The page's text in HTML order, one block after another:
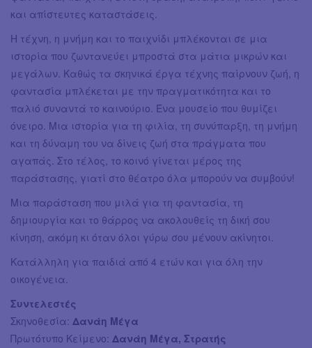
και απίστευτες καταστάσεις.
Η τέχνη, η μνήμη και το παιχνίδι μπλέκονται σε μια
ιστορία που ζωντανεύει μπροστά στα μάτια μικρών και
μεγάλων. Καθώς τα σκηνικά έργα τέχνης παίρνουν ζωή, η
φαντασία μπλέκεται με την πραγματικότητα και το
παλιό συναντά το καινούριο. Ένα μουσείο που θυμίζει
όνειρο. Μια ιστορία για τη φιλία, τη συνύπαρξη, τη μνήμη
και τη δύναμη του να δίνεις ζωή στα πράγματα που
αγαπάς. Στο τέλος, το κοινό γίνεται μέρος της
παράστασης, γιατί στο θέατρο όλα μπορούν να συμβούν!
Μια παράσταση που μιλά για τη φαντασία, τη
δημιουργία και το θάρρος να ακολουθείς τη δική σου
κίνηση, ακόμη κι όταν όλοι γύρω σου μένουν ακίνητοι.
Κατάλληλη για παιδιά από 4 ετών και για όλη την
οικογένεια.
Συντελεστές
Σκηνοθεσία: Δανάη Μέγα
Πρωτότυπο Κείμενο: Δανάη Μέγα, Στρατής